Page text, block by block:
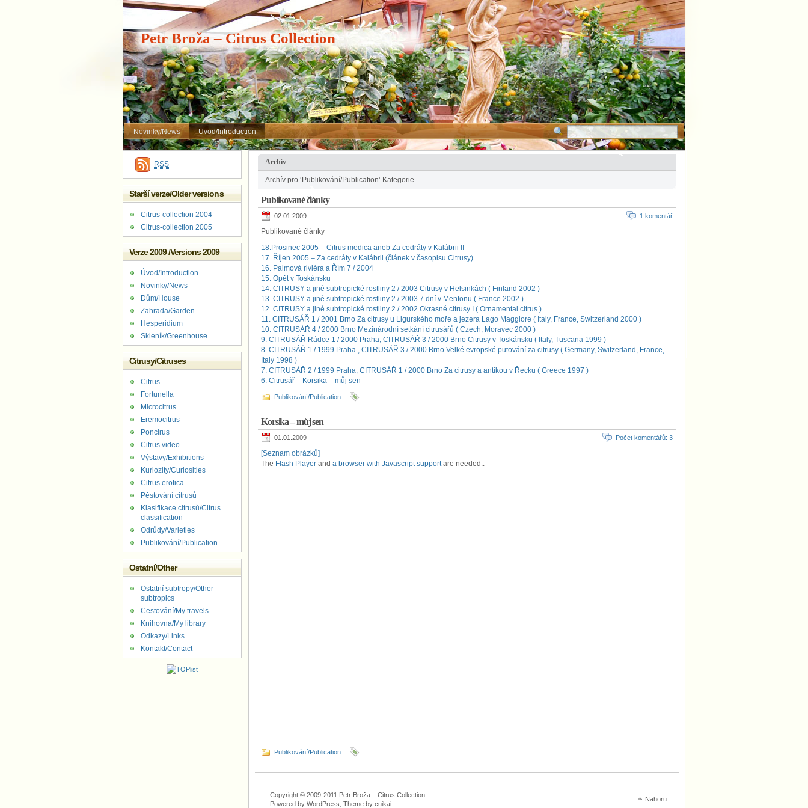
Petr Broža – Citrus Collection
Novinky/News Uvod/Introduction
Archív
Archív pro ‘Publikování/Publication’ Kategorie
Publikované články
02.01.2009 1 komentář
Publikované články
18.Prosinec 2005 – Citrus medica aneb Za cedráty v Kalábrii II
17. Říjen 2005 – Za cedráty v Kalábrii (článek v časopisu Citrusy)
16. Palmová riviéra a Řím 7 / 2004
15. Opět v Toskánsku
14. CITRUSY a jiné subtropické rostliny 2 / 2003 Citrusy v Helsinkách ( Finland 2002 )
13. CITRUSY a jiné subtropické rostliny 2 / 2003 7 dní v Mentonu ( France 2002 )
12. CITRUSY a jiné subtropické rostliny 2 / 2002 Okrasné citrusy I ( Ornamental citrus )
11. CITRUSÁŘ 1 / 2001 Brno Za citrusy u Ligurského moře a jezera Lago Maggiore ( Italy, France, Switzerland 2000 )
10. CITRUSÁŘ 4 / 2000 Brno Mezinárodní setkání citrusářů ( Czech, Moravec 2000 )
9. CITRUSÁŘ Rádce 1 / 2000 Praha, CITRUSÁŘ 3 / 2000 Brno Citrusy v Toskánsku ( Italy, Tuscana 1999 )
8. CITRUSÁŘ 1 / 1999 Praha , CITRUSÁŘ 3 / 2000 Brno Velké evropské putování za citrusy ( Germany, Switzerland, France,
Italy 1998 )
7. CITRUSÁŘ 2 / 1999 Praha, CITRUSÁŘ 1 / 2000 Brno Za citrusy a antikou v Řecku ( Greece 1997 )
6. Citrusář – Korsika – můj sen
Publikování/Publication
Korsika – můj sen
01.01.2009 Počet komentářů: 3
[Seznam obrázků]
The Flash Player and a browser with Javascript supportare needed..
Publikování/Publication
Nahoru
Copyright © 2009-2011 Petr Broža – Citrus Collection
Powered by WordPress, Theme by cuikai
RSS
Starší verze/Older versions
Citrus-collection 2004
Citrus-collection 2005
Verze 2009 /Versions 2009
Úvod/Introduction
Novinky/News
Dům/House
Zahrada/Garden
Hesperidium
Skleník/Greenhouse
Citrusy/Citruses
Citrus
Fortunella
Microcitrus
Eremocitrus
Poncirus
Citrus video
Výstavy/Exhibitions
Kuriozity/Curiosities
Citrus erotica
Pěstování citrusů
Klasifikace citrusů/Citrus
classification
Odrůdy/Varieties
Publikování/Publication
Ostatní/Other
Ostatní subtropy/Other
subtropics
Cestování/My travels
Knihovna/My library
Odkazy/Links
Kontakt/Contact